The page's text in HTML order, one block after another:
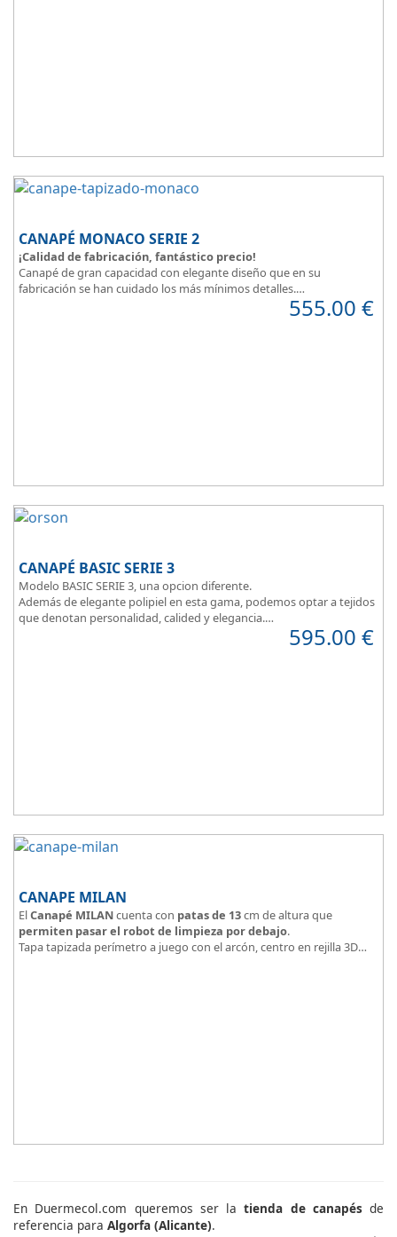
CANAPÉ MONACO SERIE 2
¡Calidad de fabricación, fantástico precio!
Canapé de gran capacidad con elegante diseño que en su
fabricación se han cuidado los más mínimos detalles.
Dispone de un amplio catálogo de tapicerias y polipieles a elegir,
personalizar a tu gusto todos los detalles y de
555.00 €
CANAPÉ BASIC SERIE 3
Modelo BASIC SERIE 3, una opcion diferente.
Además de elegante polipiel en esta gama, podemos optar a tejidos
que denotan personalidad, calided y elegancia.
595.00 €
CANAPE MILAN
ElCanapé MILANcuenta con patas de 13cm de altura que
permiten pasar el robot de limpieza por debajo.
Tapa tapizada perímetro a juego con el arcón, centro en rejilla 3D
En Duermecol.com queremos ser latienda de canapésde
referencia para Algorfa (Alicante).